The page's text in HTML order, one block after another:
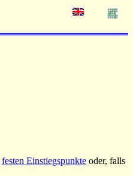
festen Einstiegspunkte oder, falls